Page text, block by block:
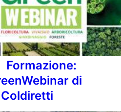
Formazione:
di